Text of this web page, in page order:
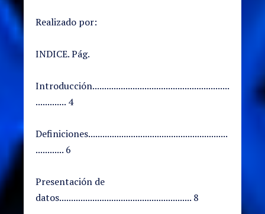
Realizado por:
INDICE. Pág.
Introducción..........................................................
............. 4
Definiciones...........................................................
............ 6
Presentación de
datos........................................................ 8